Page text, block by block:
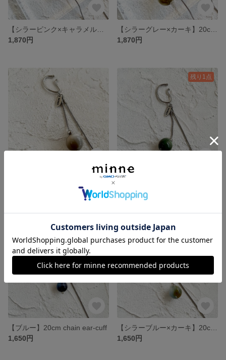
1,870円
1,870円
【グレー×ブラウン】20cm chain ear-cuff
残り1点
1,650円
残り1点
【ブルー】20cm chain ear-cuff
1,650円
1,650円